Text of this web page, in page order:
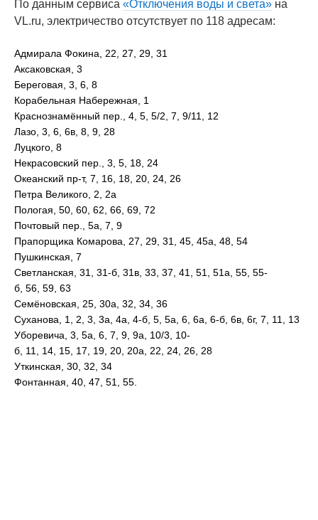
По данным сервиса «Отключения воды и света» на
VL.ru, электричество отсутствует по 118 адресам:
Адмирала Фокина, 22, 27, 29, 31
Аксаковская, 3
Береговая, 3, 6, 8
Корабельная Набережная, 1
Краснознамённый пер., 4, 5, 5/2, 7, 9/11, 12
Лазо, 3, 6, 6в, 8, 9, 28
Луцкого, 8
Некрасовский пер., 3, 5, 18, 24
Океанский пр-т, 7, 16, 18, 20, 24, 26
Петра Великого, 2, 2а
Пологая, 50, 60, 62, 66, 69, 72
Почтовый пер., 5а, 7, 9
Прапорщика Комарова, 27, 29, 31, 45, 45а, 48, 54
Пушкинская, 7
Светланская, 31, 31-б, 31в, 33, 37, 41, 51, 51а, 55, 55-
б, 56, 59, 63
Семёновская, 25, 30а, 32, 34, 36
Суханова, 1, 2, 3, 3а, 4а, 4-б, 5, 5а, 6, 6а, 6-б, 6в, 6г, 7, 11, 13
Уборевича, 3, 5а, 6, 7, 9, 9а, 10/3, 10-
б, 11, 14, 15, 17, 19, 20, 20а, 22, 24, 26, 28
Уткинская, 30, 32, 34
Фонтанная, 40, 47, 51, 55.